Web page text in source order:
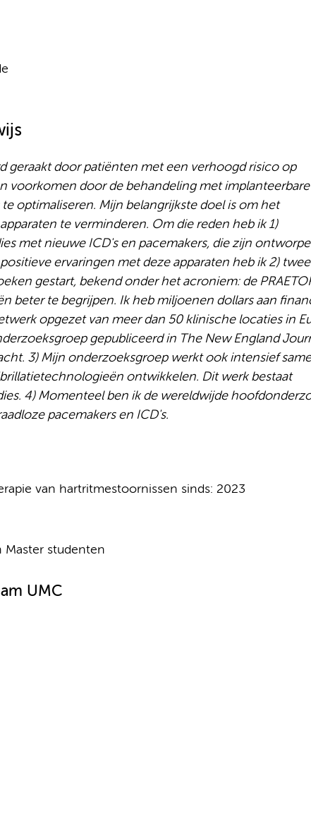
geraakt door patiënten met een verhoogd risico op
voorkomen door de behandeling met implanteerbare
optimaliseren. Mijn belangrijkste doel is om het
te verminderen. Om die reden heb ik 1)
met nieuwe ICD's en pacemakers, die zijn
ervaringen met deze apparaten heb ik 2)
gestart, bekend onder het acroniem: de
beter te begrijpen. Ik heb miljoenen dollars aan
opgezet van meer dan 50 klinische locaties in
gepubliceerd in The New England
3) Mijn onderzoeksgroep werkt ook intensief
ontwikkelen. Dit werk bestaat
4) Momenteel ben ik de wereldwijde
pacemakers en ICD's.
van hartritmestoornissen sinds: 2023
Master studenten
UMC